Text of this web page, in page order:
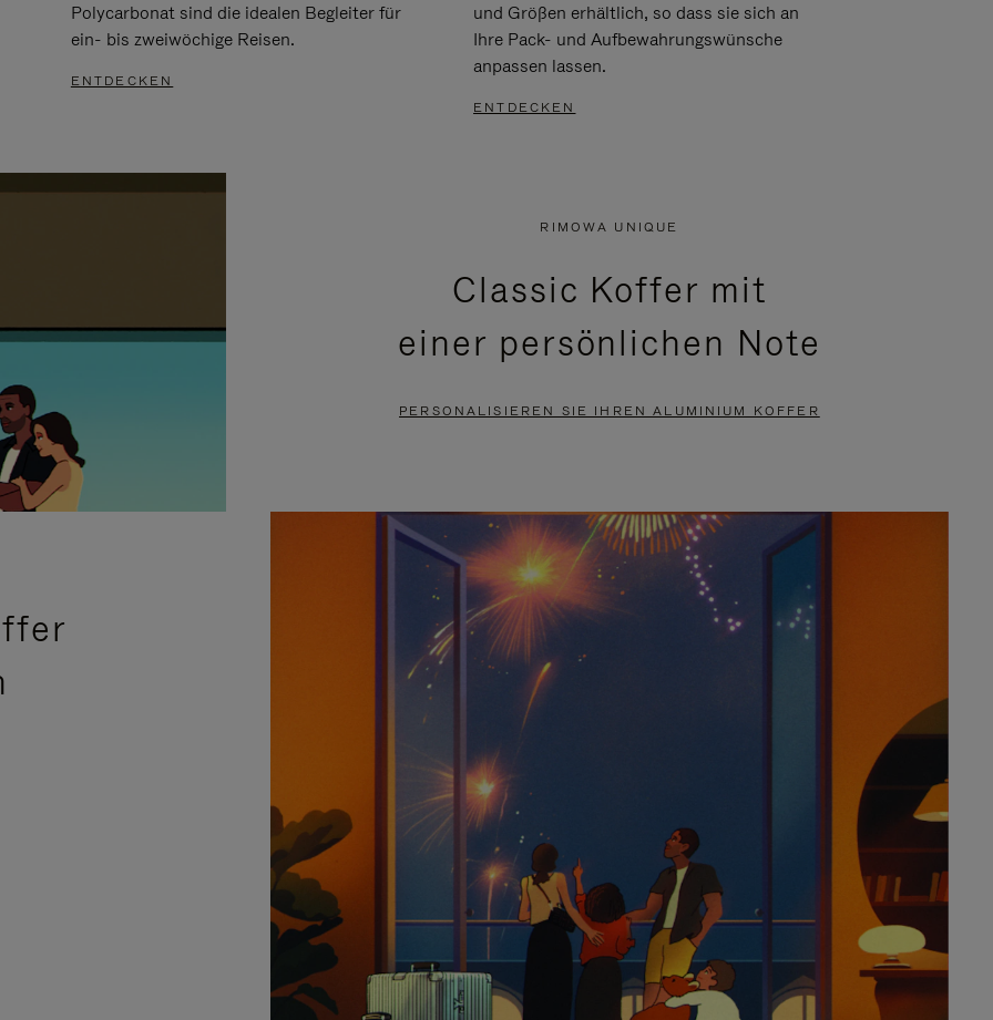
Polycarbonat sind die idealen Begleiter für
ein- bis zweiwöchige Reisen.
ENTDECKEN
und Größen erhältlich, so dass sie sich an
Ihre Pack- und Aufbewahrungswünsche
anpassen lassen.
ENTDECKEN
RIMOWA UNIQUE
Classic Koffer mit
einer persönlichen Note
PERSONALISIEREN SIE IHREN ALUMINIUM KOFFER